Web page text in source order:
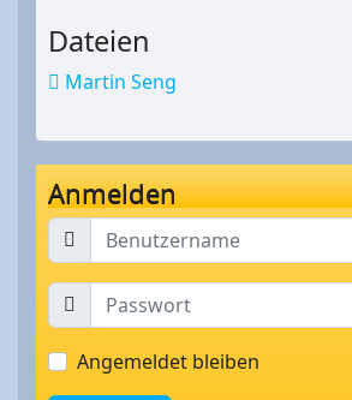
Dateien
Martin Seng
Anmelden
Angemeldet bleiben